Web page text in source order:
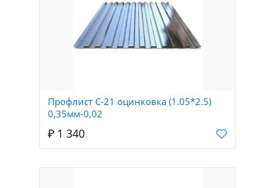
Профлист С-21 оцинковка (1.05*2.5)
0,35мм-0,02
₽ 1 340